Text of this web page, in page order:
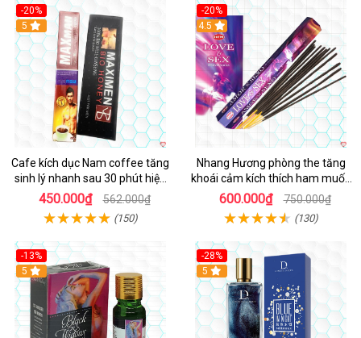
-20%
5
Cafe kích dục Nam coffee tăng
sinh lý nhanh sau 30 phút hiệu
quả
450.000₫ 562.000₫
(150)
-20%
4.5
Nhang Hương phòng the tăng
khoái cảm kích thích ham muốn
an toàn
600.000₫ 750.000₫
(130)
-13%
5
-28%
5